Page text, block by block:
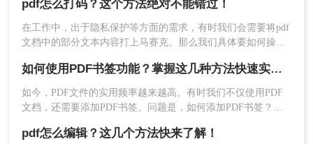
1、打开您的网页浏览器。
2、使用浏览器的“文件”或“打开”功能，或者直接拖
3、浏览器会自动解析并显示PDF文件的内容。您同
样可以进行基本的阅读和操作。
四、在线打开PDF文件
PDF文件。互联网上有许多免费的在线PDF阅读
要打开或编辑PDF文件的情况。本文将详细介绍pdf文件怎么打
开，并简要提及一些常用的PDF编辑技巧。
pdf怎么打码？这个方法绝对不能错过！
在工作中，出于隐私保护等方面的需求，有时我们会需要将pdf
文档中的部分文本内容打上马赛克。那么我们具体要如何操
上需要的打码呢？下文介绍pdf怎么打码的方法，也许可以帮助
到你。
如何使用PDF书签功能？掌握这几种方法快速实现！
如今，PDF文件的实用频率越来越高。有时我们不仅使用PDF
文档，还需要添加PDF书签。问题是，如何添加PDF书签？接
pdf怎么编辑？这几个方法快来了解！